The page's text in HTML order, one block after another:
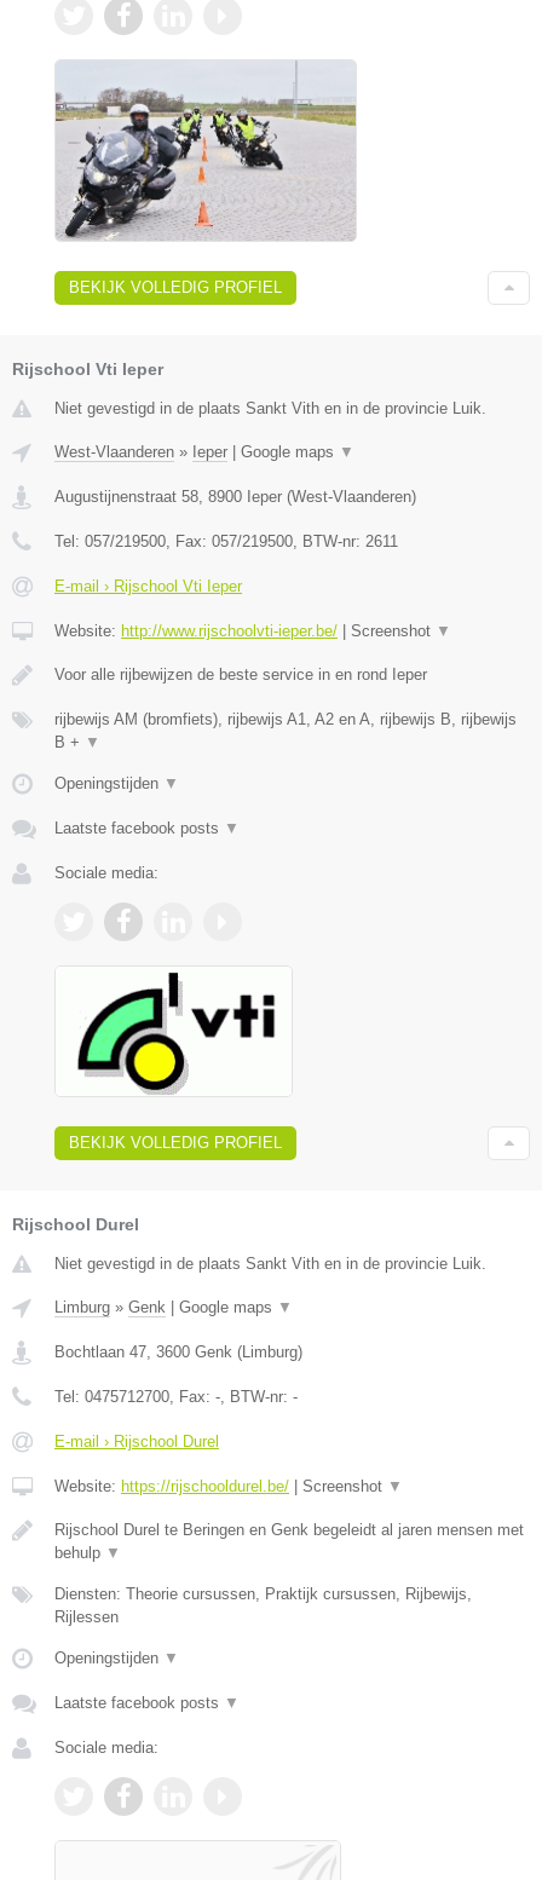
BEKIJK VOLLEDIG PROFIEL
Rijschool Vti Ieper
Niet gevestigd in de plaats Sankt Vith en in de provincie Luik.
West-Vlaanderen » Ieper Google maps ▼
Augustijnenstraat 58, 8900 Ieper (West-Vlaanderen)
Tel: 057/219500, Fax: 057/219500, BTW-nr: 2611
E-mail › Rijschool Vti Ieper
Website: http://www.rijschoolvti-ieper.be/ Screenshot ▼
Voor alle rijbewijzen de beste service in en rond Ieper
rijbewijs AM (bromfiets), rijbewijs A1, A2 en A, rijbewijs B, rijbewijs
B + ▼
Openingstijden ▼
Laatste facebook posts ▼
Sociale media:
BEKIJK VOLLEDIG PROFIEL
Rijschool Durel
Niet gevestigd in de plaats Sankt Vith en in de provincie Luik.
Limburg » Genk Google maps ▼
Bochtlaan 47, 3600 Genk (Limburg)
Tel: 0475712700, Fax: -, BTW-nr: -
E-mail › Rijschool Durel
Website: https://rijschooldurel.be/ Screenshot ▼
Rijschool Durel te Beringen en Genk begeleidt al jaren mensen met
behulp ▼
Diensten: Theorie cursussen, Praktijk cursussen, Rijbewijs,
Rijlessen
Openingstijden ▼
Laatste facebook posts ▼
Sociale media: